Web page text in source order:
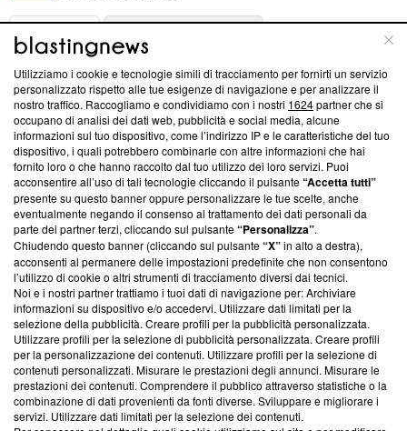
ABOUT
Questa sezione offre informazioni trasparenti su Blasting
News, sui nostri processi editoriali e su come ci impegniamo a
creare news di qualità. Inoltre, afferma la nostra aderenza a
‘Trust Project - News with Integrity’Blasting News non è
ancora membro del programma, ma ha richiesto di farne
parte; Trust Project non ha ancora effettuato una verifica di
conformità agli standard.
Su di noi
Team editoriale
Corporate
Redazione
Informativa Privacy
Cookie Policy
Blasting SA, IDI CHE-247.845.224, Via Carlo Frasca, 3 - 6900
Utilizziamo i cookie e tecnologie simili di tracciamento per fornirti un servizio
personalizzato rispetto alle tue esigenze di navigazione e per analizzare il
nostro traffico. Raccogliamo e condividiamo con i nostri 1624partner che si
occupano di analisi dei dati web, pubblicità e social media, alcune
informazioni sul tuo dispositivo, come l’indirizzo IP e le caratteristiche del tuo
dispositivo, i quali potrebbero combinarle con altre informazioni che hai
fornito loro o che hanno raccolto dal tuo utilizzo dei loro servizi. Puoi
acconsentire all’uso di tali tecnologie cliccando il pulsante“Accetta tutti”
presente su questo banner oppure personalizzare le tue scelte, anche
eventualmente negando il consenso al trattamento dei dati personali da
parte dei partner terzi, cliccando sul pulsante“Personalizza”.
Chiudendo questo banner (cliccando sul pulsante“X”in alto a destra),
acconsenti al permanere delle impostazioni predefinite che non consentono
l’utilizzo di cookie o altri strumenti di tracciamento diversi dai tecnici.
Noi e i nostri partner trattiamo i tuoi dati di navigazione per: Archiviare
informazioni su dispositivo e/o accedervi. Utilizzare dati limitati per la
selezione della pubblicità. Creare profili per la pubblicità personalizzata.
Utilizzare profili per la selezione di pubblicità personalizzata. Creare profili
per la personalizzazione dei contenuti. Utilizzare profili per la selezione di
contenuti personalizzati. Misurare le prestazioni degli annunci. Misurare le
prestazioni dei contenuti. Comprendere il pubblico attraverso statistiche o la
combinazione di dati provenienti da fonti diverse. Sviluppare e migliorare i
servizi. Utilizzare dati limitati per la selezione dei contenuti.